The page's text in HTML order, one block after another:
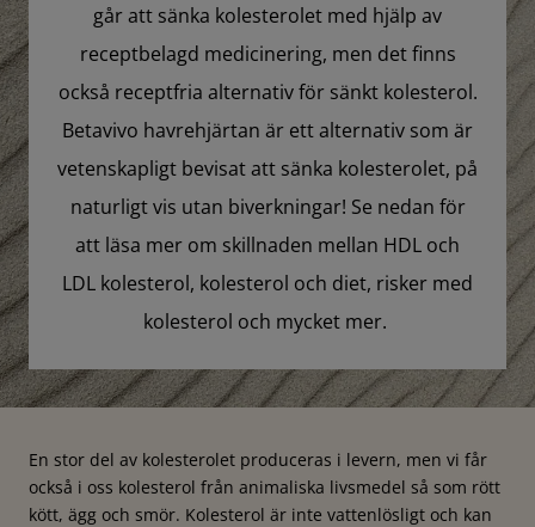
går att sänka kolesterolet med hjälp av
receptbelagd medicinering, men det finns
också receptfria alternativ för sänkt kolesterol.
Betavivo havrehjärtan är ett alternativ som är
vetenskapligt bevisat att sänka kolesterolet, på
naturligt vis utan biverkningar! Se nedan för
att läsa mer om skillnaden mellan HDL och
LDL kolesterol, kolesterol och diet, risker med
kolesterol och mycket mer.
En stor del av kolesterolet produceras i levern, men vi får
också i oss kolesterol från animaliska livsmedel så som rött
kött, ägg och smör. Kolesterol är inte vattenlösligt och kan